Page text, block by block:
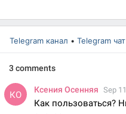
Telegram канал • Telegram чат